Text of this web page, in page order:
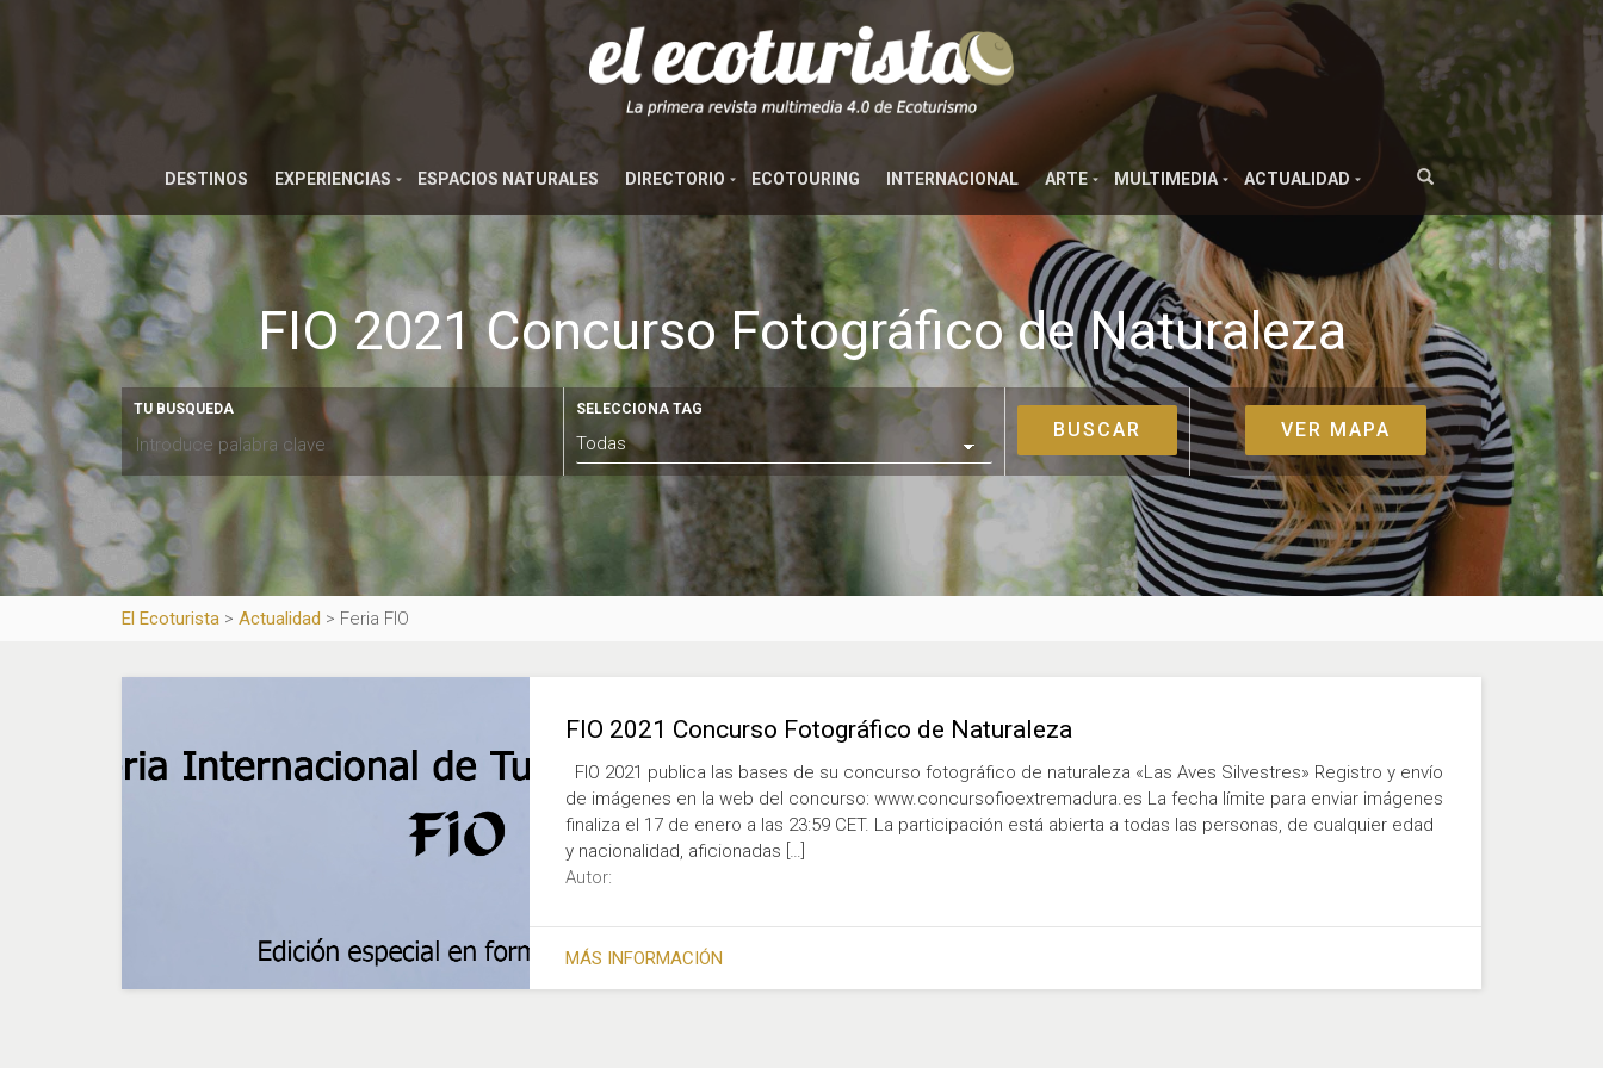
DESTINOS EXPERIENCIAS ESPACIOS NATURALES DIRECTORIO ECOTOURING INTERNACIONAL ARTE MULTIMEDIA ACTUALIDAD
FIO 2021 Concurso Fotográfico de Naturaleza
TU BUSQUEDA SELECCIONA TAG
VER MAPA
El Ecoturista > Actualidad > Feria FIO
FIO 2021 Concurso Fotográfico de Naturaleza
FIO 2021 publica las bases de su concurso fotográfico de naturaleza «Las Aves Silvestres» Registro y envío
de imágenes en la web del concurso: www.concursofioextremadura.es La fecha límite para enviar imágenes
finaliza el 17 de enero a las 23:59 CET. La participación está abierta a todas las personas, de cualquier edad
y nacionalidad, aficionadas […]
Autor:
MÁS INFORMACIÓN